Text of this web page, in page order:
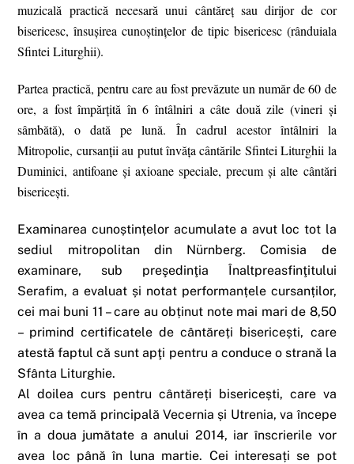
muzicală practică necesară unui cântăreţ sau dirijor de cor
bisericesc, însuşirea cunoştinţelor de tipic bisericesc (rânduiala
Sfintei Liturghii).
Partea practică, pentru care au fost prevăzute un număr de 60 de
ore, a fost împărţită în 6 întâlniri a câte două zile (vineri şi
sâmbătă), o dată pe lună. În cadrul acestor întâlniri la
Mitropolie, cursanții au putut învăța cântările Sfintei Liturghii la
Duminici, antifoane și axioane speciale, precum și alte cântări
bisericești.
Examinarea cunoștințelor acumulate a avut loc tot la
sediul mitropolitan din Nürnberg. Comisia de
examinare, sub preşedinţia Înaltpreasfinţitului
Serafim, a evaluat și notat performanțele cursanților,
cei mai buni 11 – care au obținut note mai mari de 8,50
– primind certificatele de cântăreți bisericești, care
atestă faptul că sunt apţi pentru a conduce o strană la
Sfânta Liturghie.
Al doilea curs pentru cântăreți bisericești, care va
avea ca temă principală Vecernia și Utrenia, va începe
în a doua jumătate a anului 2014, iar înscrierile vor
avea loc până în luna martie. Cei interesați se pot